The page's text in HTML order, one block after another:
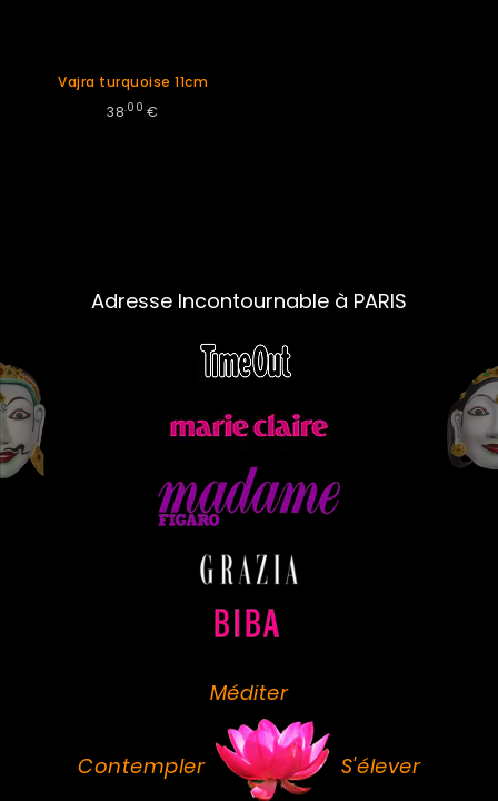
Vajra turquoise 11cm
38.00 €
Adresse Incontournable à PARIS
Méditer
Contempler S'élever